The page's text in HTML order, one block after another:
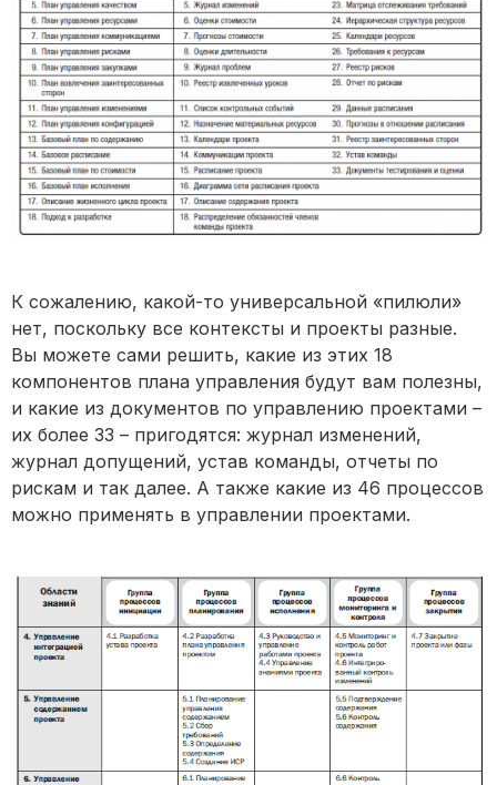
К сожалению, какой-то универсальной «пилюли»
нет, поскольку все контексты и проекты разные.
Вы можете сами решить, какие из этих 18
компонентов плана управления будут вам полезны,
и какие из документов по управлению проектами –
их более 33 – пригодятся: журнал изменений,
журнал допущений, устав команды, отчеты по
рискам и так далее. А также какие из 46 процессов
можно применять в управлении проектами.